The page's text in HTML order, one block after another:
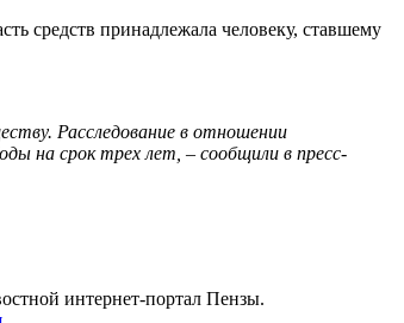
средств принадлежала человеку, ставшему
Расследование в отношении
на срок трех лет, – сообщили в пресс-
интернет-портал Пензы.